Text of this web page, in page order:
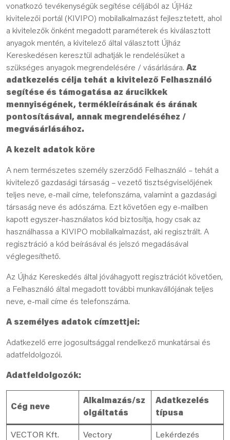
vonatkozó tevékenységük segítése céljából az ÚjHáz
kivitelezői portál (KIVIPO) mobilalkalmazást fejlesztetett, ahol
a kivitelezők önként megadott paraméterek és kiválasztott
anyagok mentén, a kivitelező által választott Újház
Kereskedésen keresztül adhatják le rendelésüket a
szükséges anyagok megrendelésére / vásárlására. Az
adatkezelés célja tehát a kivitelező Felhasználó
segítése és támogatása az árucikkek
mennyiségének, termékleírásának és árának
pontosításával, annak megrendeléséhez /
megvásárlásához.
A kezelt adatok köre
A nem természetes személy szerződő Felhasználó – tehát a
kivitelező gazdasági társaság – vezető tisztségviselőjének
teljes neve, e-mail címe, telefonszáma, valamint a gazdasági
társaság neve és adószáma. Ezt követően egy e-mailben
kapott egyszer-használatos kód biztosítja, hogy csak az
használhassa a KIVIPO mobilalkalmazást, aki regisztrált. A
regisztráció a kód beírásával és jelszó megadásával
véglegesíthető.
Az Újház Kereskedés által jóváhagyott regisztrációt követően,
a Felhasználó által megadott további munkavállójának teljes
neve, e-mail címe és telefonszáma.
A személyes adatok címzettjei:
Adatkezelő erre jogosultsággal rendelkező munkatársai és
adatfeldolgozói.
Adatfeldolgozók:
Cég neve
Alkalmazás/sz
olgáltatás
Adatkezelés
típusa
VECTOR Kft. Vectory Lekérdezés